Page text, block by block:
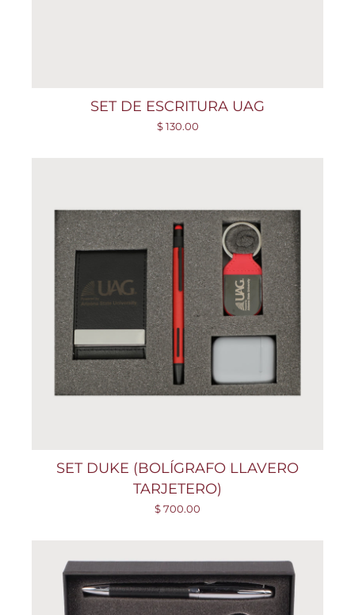
SET DE ESCRITURA UAG
$ 130.00
SET DUKE (BOLÍGRAFO LLAVERO
TARJETERO)
$ 700.00